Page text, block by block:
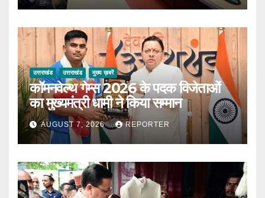
उत्तराखंड उत्तराखंड मुख्य ख़बरें
कॉमनवेल्थ गेम्स 2026 के पदक विजेताओं
का मुख्यमंत्री धामी ने किया सम्मान
AUGUST 7, 2026 REPORTER